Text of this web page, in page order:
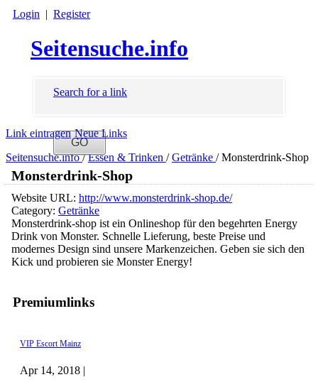
Login | Register
Seitensuche.info
Search for a link
Link eintragen Neue Links
Seitensuche.info/ Essen & Trinken / Getränke / Monsterdrink-Shop
Premiumlinks
VIP Escort Mainz
Apr 14, 2018 |
Monsterdrink-Shop
Website URL: http://www.monsterdrink-shop.de/
Category: Getränke
Monsterdrink-shop ist ein Onlineshop für den begehrten Energy
Drink von Monster. Schnelle Lieferung, beste Preise und
modernes Design sind unsere Markenzeichen. Geben sie sich den
Kick und probieren sie Monster Energy!